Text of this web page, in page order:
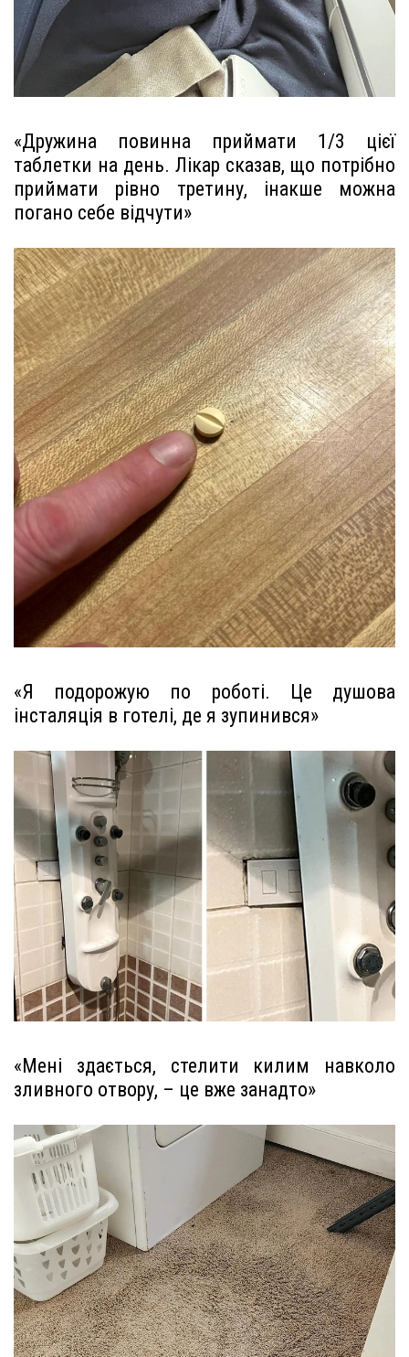
«Дружина повинна приймати 1/3 цієї
таблетки на день. Лікар сказав, що потрібно
приймати рівно третину, інакше можна
погано себе відчути»
«Я подорожую по роботі. Це душова
інсталяція в готелі, де я зупинився»
«Мені здається, стелити килим навколо
зливного отвору, – це вже занадто»